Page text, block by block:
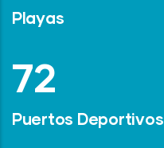
Playas
101
Puertos Deportivos